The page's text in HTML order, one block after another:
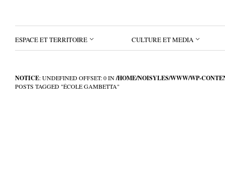
ESPACE ET TERRITOIRE CULTURE ET MEDIA
NOTICE: UNDEFINED OFFSET: 0 IN/HOME/NOISYLES/WWW/WP-
POSTS TAGGED "ÉCOLE GAMBETTA"